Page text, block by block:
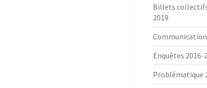
Billets
2019
Enquêtes 2016-
Problématique